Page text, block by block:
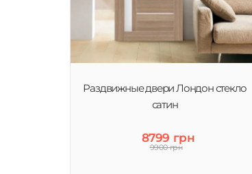
Раздвижные двери Лондон стекло
сатин
8799 грн
9900 грн